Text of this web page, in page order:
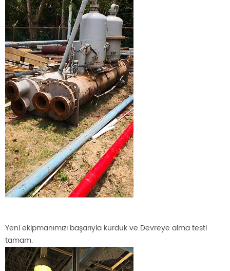
Yeni ekipmanımızı başarıyla kurduk ve Devreye alma testi
tamam.